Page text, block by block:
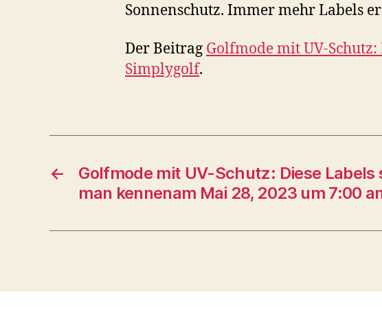
Sonnenschutz. Immer mehr Labels
Der Beitrag Golfmode mit UV-
Simplygolf.
←
Golfmode mit UV-Schutz: Diese Labels
man kennenam Mai 28, 2023 um 7:00